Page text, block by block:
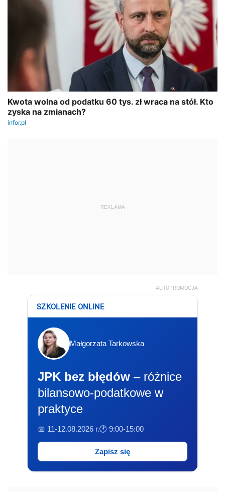
REKLAMA
AUTOPROMOCJA
SZKOLENIE ONLINE
Małgorzata Tarkowska
JPK bez błędów – różnice
bilansowo-podatkowe w
praktyce
📅 11-12.08.2026 r.🕐 9:00-15:00
Zapisz się